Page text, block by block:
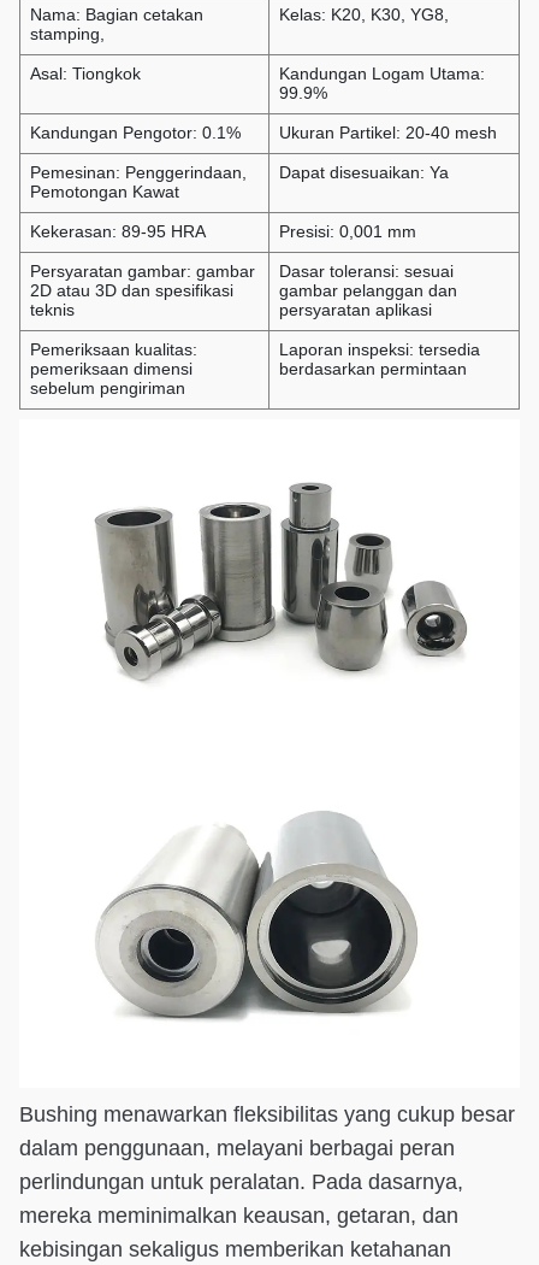
Nama: Bagian cetakan
stamping,
Kelas: K20, K30, YG8,
Asal: Tiongkok
Kandungan Logam Utama:
99.9%
Kandungan Pengotor: 0.1% Ukuran Partikel: 20-40 mesh
Pemesinan: Penggerindaan,
Pemotongan Kawat
Dapat disesuaikan: Ya
Kekerasan: 89-95 HRA Presisi: 0,001 mm
Persyaratan gambar: gambar
2D atau 3D dan spesifikasi
teknis
Dasar toleransi: sesuai
gambar pelanggan dan
persyaratan aplikasi
Pemeriksaan kualitas:
pemeriksaan dimensi
sebelum pengiriman
Laporan inspeksi: tersedia
berdasarkan permintaan
Bushing menawarkan fleksibilitas yang cukup besar
dalam penggunaan, melayani berbagai peran
perlindungan untuk peralatan. Pada dasarnya,
mereka meminimalkan keausan, getaran, dan
kebisingan sekaligus memberikan ketahanan